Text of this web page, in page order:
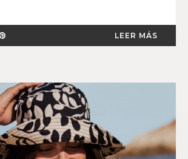
LEER MÁS